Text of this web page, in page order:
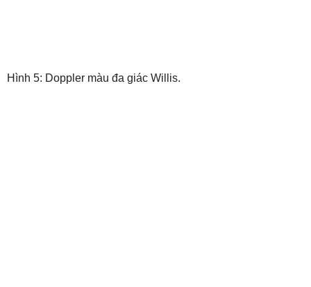
Hình 5: Doppler màu đa giác Willis.